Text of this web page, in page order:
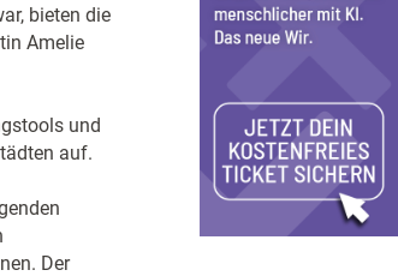
bieten die
Amelie
und
auf.
Der